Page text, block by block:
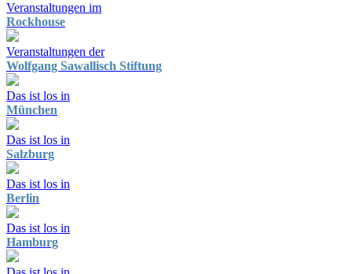
Veranstaltungen im
Rockhouse
Veranstaltungen der
Wolfgang Sawallisch Stiftung
Das ist los in
München
Das ist los in
Salzburg
Das ist los in
Berlin
Das ist los in
Hamburg